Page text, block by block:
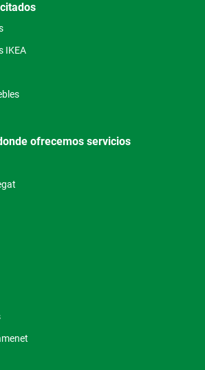
IKEA
ofrecemos servicios